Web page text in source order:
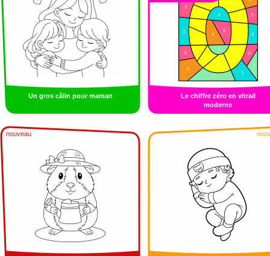
Un gros câlin pour maman
Le chiffre zéro en vitrail
moderne
nouveau